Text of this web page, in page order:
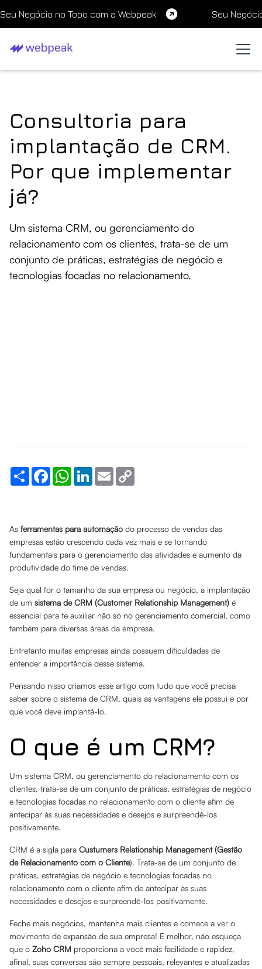
Seu Negócio no Topo com a Webpeak Seu
Consultoria para
implantação de CRM.
Por que implementar
já?
Um sistema CRM, ou gerenciamento do
relacionamento com os clientes, trata-se de um
conjunto de práticas, estratégias de negócio e
tecnologias focadas no relacionamento.
Share FacebookWhatsApp
LinkedInEmail
As ferramentas para automação do processo de vendas das
empresas estão crescendo cada vez mais e se tornando
fundamentais para o gerenciamento das atividades e aumento da
produtividade do time de vendas.
Seja qual for o tamanho da sua empresa ou negócio, a implantação
de um sistema de CRM (Customer Relationship Management) é
essencial para te auxiliar não só no gerenciamento comercial, como
também para diversas áreas da empresa.
Entretanto muitas empresas ainda possuem dificuldades de
entender a importância desse sistema.
Pensando nisso criamos esse artigo com tudo que você precisa
saber sobre o sistema de CRM, quais as vantagens ele possui e por
que você deve implantá-lo.
O que é um CRM?
Um sistema CRM, ou gerenciamento do relacionamento com os
clientes, trata-se de um conjunto de práticas, estratégias de negócio
e tecnologias focadas no relacionamento com o cliente afim de
antecipar às suas necessidades e desejos e surpreendê-los
positivamente.
CRM é a sigla para Custumers Relationship Management (Gestão
de Relacionamento com o Cliente). Trata-se de um conjunto de
práticas, estratégias de negócio e tecnologias focadas no
relacionamento com o cliente afim de antecipar às suas
necessidades e desejos e surpreendê-los positivamente.
Feche mais negócios, mantenha mais clientes e comece a ver o
movimento de expansão de sua empresa! E melhor, não esqueça
que o Zoho CRM proporciona a você mais facilidade e rapidez,
afinal, suas conversas são sempre pessoais, relevantes e atualizadas